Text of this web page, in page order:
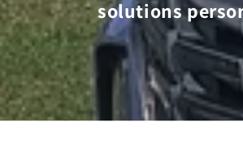
solutions